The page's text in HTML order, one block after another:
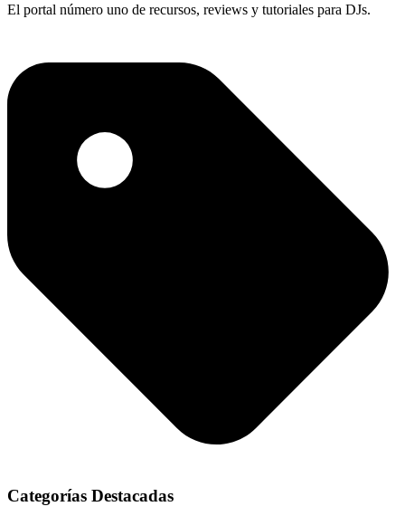
El portal número uno de recursos, reviews y tutoriales para DJs.
Categorías Destacadas